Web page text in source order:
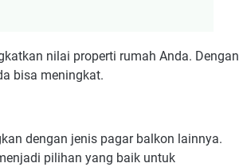
nilai properti rumah Anda. Dengan
bisa meningkat.
dengan jenis pagar balkon lainnya.
pilihan yang baik untuk